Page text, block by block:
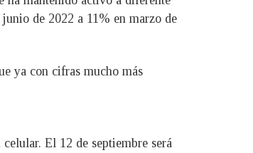
de 2022 a 11% en marzo de
ya con cifras mucho más
El 12 de septiembre será